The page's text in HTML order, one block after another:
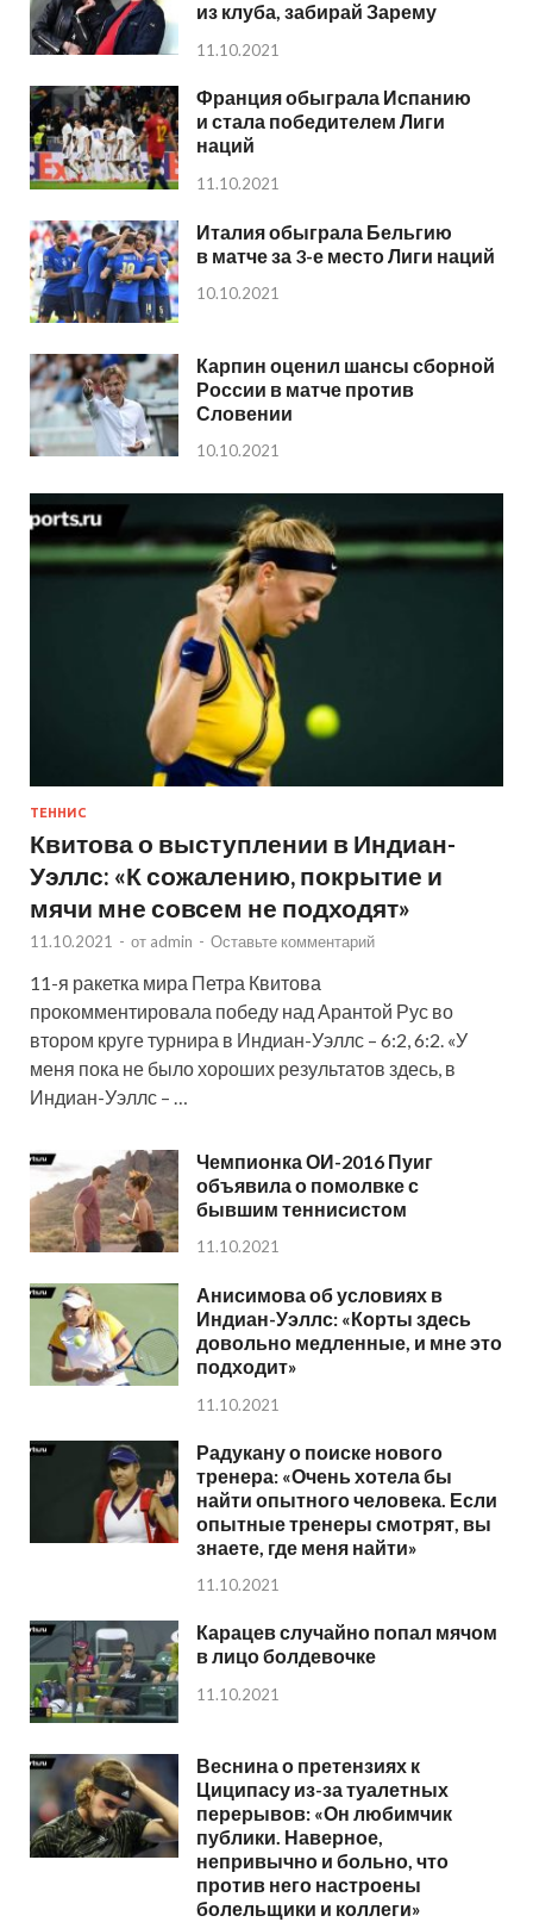
из клуба, забирай Зарему
11.10.2021
Франция обыграла Испанию
и стала победителем Лиги
наций
11.10.2021
Италия обыграла Бельгию
в матче за 3-е место Лиги наций
10.10.2021
Карпин оценил шансы сборной
России в матче против
Словении
10.10.2021
ТЕННИС
Квитова о выступлении в Индиан-
Уэллс: «К сожалению, покрытие и
мячи мне совсем не подходят»
11.10.2021 - от admin - Оставьте комментарий
11-я ракетка мира Петра Квитова
прокомментировала победу над Арантой Рус во
втором круге турнира в Индиан-Уэллс – 6:2, 6:2. «У
меня пока не было хороших результатов здесь, в
Индиан-Уэллс – …
Чемпионка ОИ-2016 Пуиг
объявила о помолвке с
бывшим теннисистом
11.10.2021
Анисимова об условиях в
Индиан-Уэллс: «Корты здесь
довольно медленные, и мне это
подходит»
11.10.2021
Радукану о поиске нового
тренера: «Очень хотела бы
найти опытного человека. Если
опытные тренеры смотрят, вы
знаете, где меня найти»
11.10.2021
Карацев случайно попал мячом
в лицо болдевочке
11.10.2021
Веснина о претензиях к
Циципасу из-за туалетных
перерывов: «Он любимчик
публики. Наверное,
непривычно и больно, что
против него настроены
болельщики и коллеги»